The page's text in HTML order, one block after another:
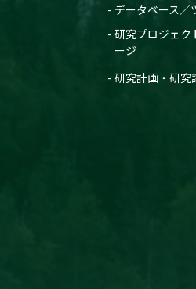
データベース／
研究プロジェク
ージ
研究計画・研究